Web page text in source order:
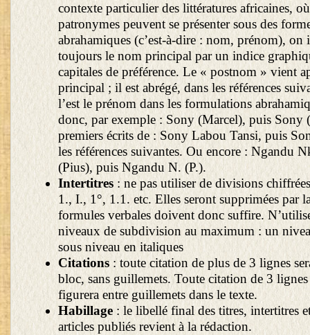
contexte particulier des littératures africaines,
patronymes peuvent se présenter sous des
abrahamiques (c’est-à-dire : nom, prénom), on
toujours le nom principal par un indice
capitales de préférence. Le « postnom » vient
principal ; il est abrégé, dans les références
l’est le prénom dans les formulations
donc, par exemple : Sony (Marcel), puis Sony
premiers écrits de : Sony Labou Tansi, puis
les références suivantes. Ou encore : Ngandu
(Pius), puis Ngandu N. (P.).
Intertitres: ne pas utiliser de divisions
1., I., 1°, 1.1. etc. Elles seront supprimées par
formules verbales doivent donc suffire.
niveaux de subdivision au maximum : un
sous niveau en italiques
Citations: toute citation de plus de 3 lignes
bloc, sans guillemets. Toute citation de 3
figurera entre guillemets dans le texte.
Habillage: le libellé final des titres, intertitres
articles publiés revient à la rédaction.